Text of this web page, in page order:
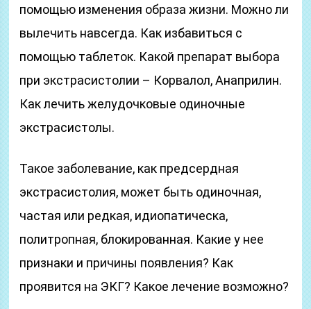
помощью изменения образа жизни. Можно ли
вылечить навсегда. Как избавиться с
помощью таблеток. Какой препарат выбора
при экстрасистолии – Корвалол, Анаприлин.
Как лечить желудочковые одиночные
экстрасистолы.
Такое заболевание, как предсердная
экстрасистолия, может быть одиночная,
частая или редкая, идиопатическа,
политропная, блокированная. Какие у нее
признаки и причины появления? Как
проявится на ЭКГ? Какое лечение возможно?